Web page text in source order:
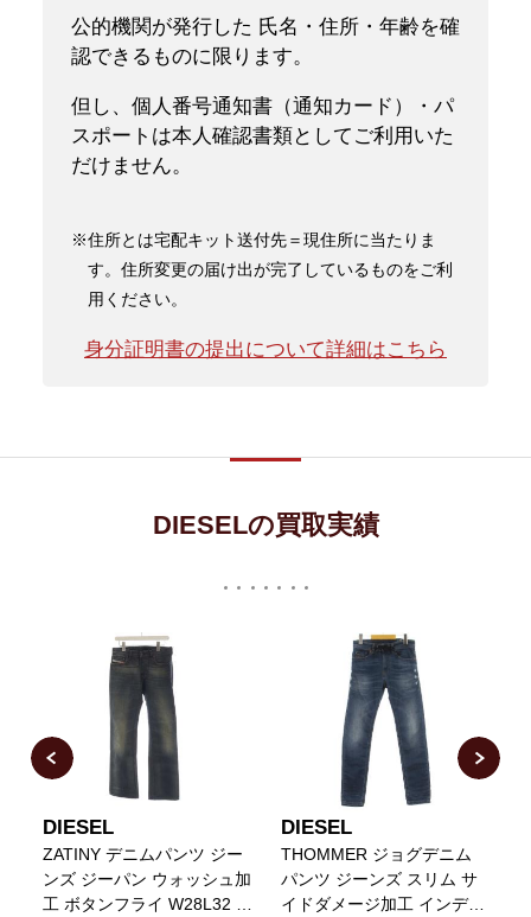
公的機関が発行した 氏名・住所・年齢を確
認できるものに限ります。
但し、個人番号通知書（通知カード）・パ
スポートは本人確認書類としてご利用いた
だけません。
※住所とは宅配キット送付先＝現住所に当たりま
す。住所変更の届け出が完了しているものをご利
用ください。
身分証明書の提出について詳細はこちら
DIESELの買取実績
DIESEL
ZATINY デニムパンツ ジー
ンズ ジーパン ウォッシュ加
工 ボタンフライ W28L32 紺
DIESEL
THOMMER ジョグデニム
パンツ ジーンズ スリム サ
イドダメージ加工 インディ